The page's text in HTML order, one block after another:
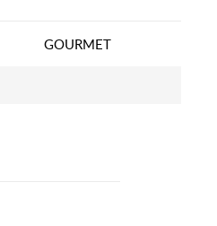
GOURMET